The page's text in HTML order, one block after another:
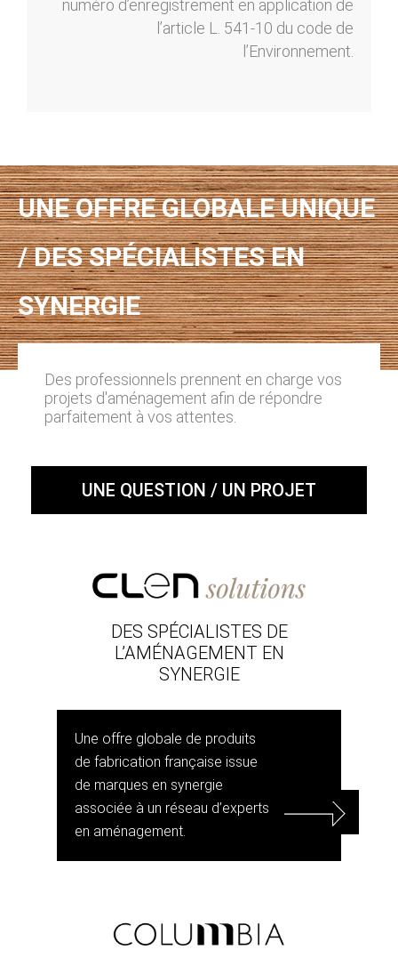
numéro d’enregistrement en application de
l’article L. 541-10 du code de
l’Environnement.
UNE OFFRE GLOBALE UNIQUE
/ DES SPÉCIALISTES EN
SYNERGIE
Des professionnels prennent en charge vos
projets d'aménagement afin de répondre
parfaitement à vos attentes.
UNE QUESTION / UN PROJET
DES SPÉCIALISTES DE
L’AMÉNAGEMENT EN
SYNERGIE
Une offre globale de produits
de fabrication française issue
de marques en synergie
associée à un réseau d’experts
en aménagement.